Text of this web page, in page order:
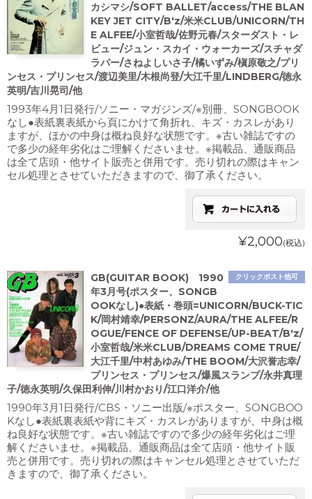
カシマシ/SOFT BALLET/access/THE BLAN
KEY JET CITY/B'z/米米CLUB/UNICORN/TH
E ALFEE/小室哲哉/佐野元春/スターダスト・レ
ビュー/ジュン・スカイ・ウォーカーズ/スチャダ
ラパー/さねよしいさ子/橘いずみ/槇原敬之/プリ
ンセス・プリンセス/渡辺美里/木根尚登/大江千里/LINDBERG/徳永
英明/吉川晃司/他
1993年4月1日発行/ソニー・マガジンズ/※別冊、SONGBOOK
なし●表紙裏表紙から頁にかけて角折れ、キズ・カスレがあり
ますが、ほかの中身は概ね良好な状態です。※古い雑誌ですの
で多少の経年劣化はご理解くださいませ。※掲載品、通販商品
は全て店頭・他サイト販売と併用です。売り切れの際はキャン
セル処理とさせていただきますので、御了承ください。
¥2,000(税込)
クリックポスト他可
GB(GUITAR BOOK) 1990
年3月号(ポスター、SONGB
OOKなし)●表紙・巻頭=UNICORN/BUCK-TIC
K/岡村靖幸/PERSONZ/AURA/THE ALFEE/R
OGUE/FENCE OF DEFENSE/UP-BEAT/B'z/
小室哲哉/米米CLUB/DREAMS COME TRUE/
大江千里/中村あゆみ/THE BOOM/大沢誉志幸/
プリンセス・プリンセス/爆風スランプ/永井真理
子/徳永英明/久保田利伸/川村かおり/江口洋介/他
1990年3月1日発行/CBS・ソニー出版/※ポスター、SONGBOO
Kなし●表紙裏表紙や背にキズ・カスレがありますが、中身は概
ね良好な状態です。※古い雑誌ですので多少の経年劣化はご理
解くださいませ。※掲載品、通販商品は全て店頭・他サイト販
売と併用です。売り切れの際はキャンセル処理とさせていただ
きますので、御了承ください。